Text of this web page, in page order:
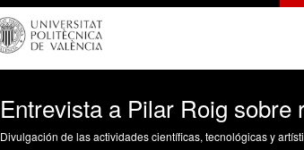
Entrevista a Pilar Roig
Divulgación de las actividades científicas, tecnológicas y